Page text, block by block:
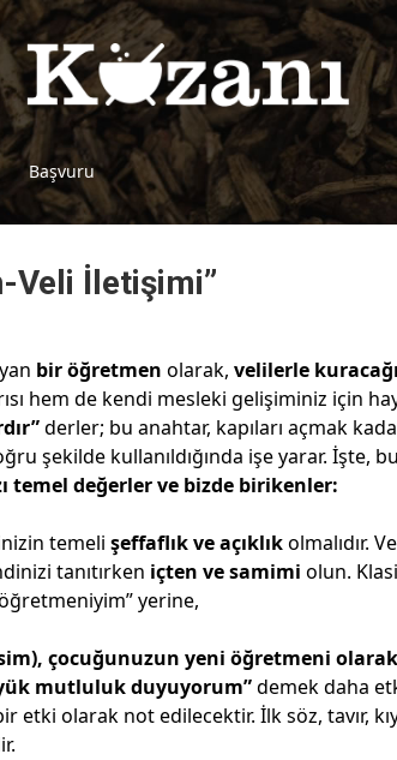
Başvuru
Veli İletişimi”
bir öğretmen olarak, velilerle
hem de kendi mesleki gelişiminiz için
derler; bu anahtar, kapıları açmak
şekilde kullanıldığında işe yarar. İşte,
temel değerler ve bizde birikenler:
temeli şeffaflık ve açıklıkolmalıdır.
tanıtırken içten ve samimi olun.
yerine,
çocuğunuzun yeni öğretmeni
mutluluk duyuyorum”demek daha
etki olarak not edilecektir. İlk söz, tavır,